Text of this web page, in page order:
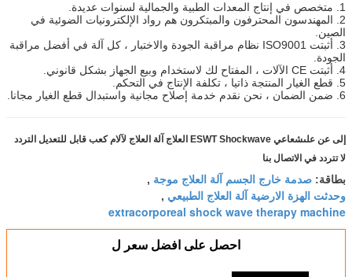
1. متخصص في إنتاج المعدات الطبية والجمالية لسنوات عديدة.
2. المهندسون المحترفون والمبتكرون هم رواد الإلكترونيات الضوئية في
الصين.
3. أثبتت ISO9001 نظام مراقبة الجودة والاختبار ، كل آلة في أفضل مراقبة
الجودة.
4. أثبتت CE الآلات ، المفتاح لك لاستخدام وبيع الجهاز بشكل قانوني.
5. قطع الغيار المنتجة ذاتيا ، تكلفة الإنتاج في التحكم.
6. ضمن الضمان ، نحن نقدم خدمة إصلاح مجانية واستبدال قطع الغيار مجانا.
إلى عن علىشعاعي ESWT Shockwave العلاج آلة العلاج لآلام كعب قابل للتعديل التردد
لا تتردد في الاتصال بنا
بطاقة: صدمة خارج الجسم آلة العلاج موجة ,
وحدثت الهزة الارضية آلة العلاج الطبيعي ,
extracorporeal shock wave therapy machine
احصل على افضل سعر ل